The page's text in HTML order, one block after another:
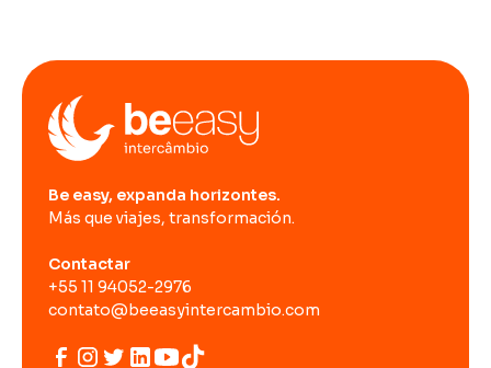
Be easy, expanda horizontes.
Más que viajes, transformación.
Contactar
+55 11 94052-2976
contato@beeasyintercambio.com